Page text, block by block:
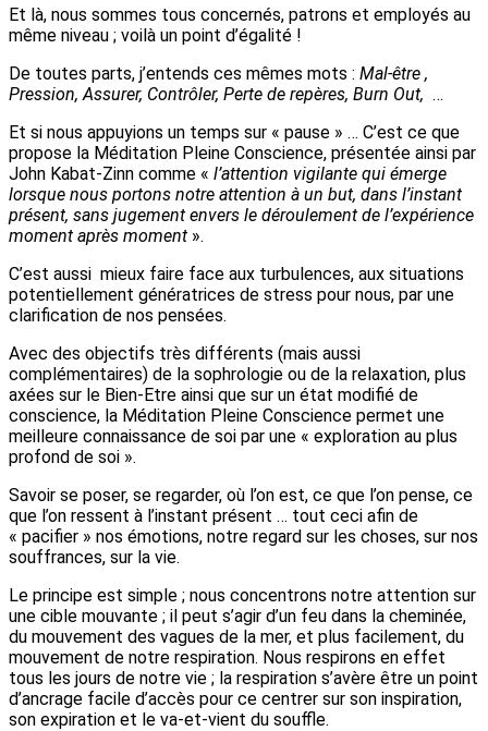
Et là, nous sommes tous concernés, patrons et employés au
même niveau ; voilà un point d’égalité !
De toutes parts, j’entends ces mêmes mots : Mal-être ,
Pression, Assurer, Contrôler, Perte de repères, Burn Out, …
Et si nous appuyions un temps sur « pause » … C’est ce que
propose la Méditation Pleine Conscience, présentée ainsi par
John Kabat-Zinn comme « l’attention vigilante qui émerge
lorsque nous portons notre attention à un but, dans l’instant
présent, sans jugement envers le déroulement de l’expérience
moment après moment ».
C’est aussi mieux faire face aux turbulences, aux situations
potentiellement génératrices de stress pour nous, par une
clarification de nos pensées.
Avec des objectifs très différents (mais aussi
complémentaires) de la sophrologie ou de la relaxation, plus
axées sur le Bien-Etre ainsi que sur un état modifié de
conscience, la Méditation Pleine Conscience permet une
meilleure connaissance de soi par une « exploration au plus
profond de soi ».
Savoir se poser, se regarder, où l’on est, ce que l’on pense, ce
que l’on ressent à l’instant présent … tout ceci afin de
« pacifier » nos émotions, notre regard sur les choses, sur nos
souffrances, sur la vie.
Le principe est simple ; nous concentrons notre attention sur
une cible mouvante ; il peut s’agir d’un feu dans la cheminée,
du mouvement des vagues de la mer, et plus facilement, du
mouvement de notre respiration. Nous respirons en effet
tous les jours de notre vie ; la respiration s’avère être un point
d’ancrage facile d’accès pour ce centrer sur son inspiration,
son expiration et le va-et-vient du souffle.